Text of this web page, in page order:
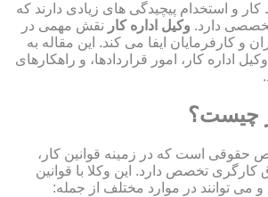
کار و استخدام پیچیدگی های زیادی دارند که
دارد. وکیل اداره کار نقش مهمی در
و کارفرمایان ایفا می کند. این مقاله به
اداره کار، امور قراردادها، و راهکارهای
چیست؟
حقوقی است که در زمینه قوانین کار،
تخصص دارد. این وکلا با قوانین
و می توانند در موارد مختلف از جمله: